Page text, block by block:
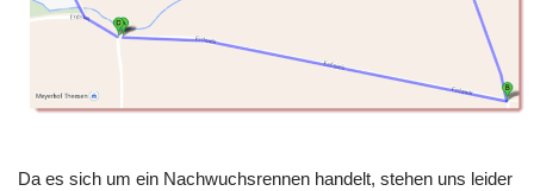
Da es sich um ein Nachwuchsrennen handelt, stehen uns leider